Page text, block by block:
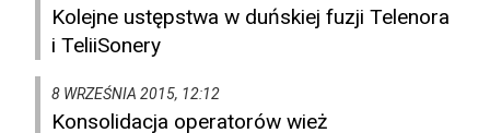
Kolejne ustępstwa w duńskiej fuzji Telenora
i TeliiSonery
8 WRZEŚNIA 2015, 12:12
Konsolidacja operatorów wież